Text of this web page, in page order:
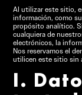
Al utilizar este sitio,
información, como
propósito analítico.
cualquiera de
electrónicos, la
Nos reservamos el
utilicen este sitio sin
I.